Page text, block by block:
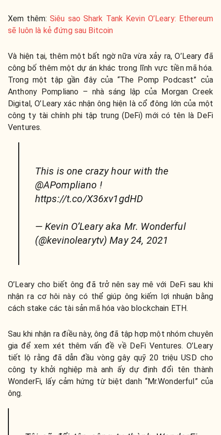
Xem thêm:Siêu sao Shark Tank Kevin O’Leary: Ethereum
sẽ luôn là kẻ đứng sau Bitcoin
Và hiện tại, thêm một bất ngờ nữa vừa xảy ra, O’Leary đã
công bố thêm một dự án khác trong lĩnh vực tiền mã hóa.
Trong một tập gần đây của “The Pomp Podcast” của
Anthony Pompliano – nhà sáng lập của Morgan Creek
Digital, O’Leary xác nhận ông hiện là cổ đông lớn của một
công ty tài chính phi tập trung (DeFi) mới có tên là DeFi
Ventures.
This is one crazy hour with the
@APompliano !
https://t.co/X36xv1gdHD
— Kevin O’Leary aka Mr. Wonderful
(@kevinolearytv) May 24, 2021
O’Leary cho biết ông đã trở nên say mê với DeFi sau khi
nhận ra cơ hôi này có thể giúp ông kiếm lợi nhuận bằng
cách stake các tài sản mã hóa vào blockchain ETH.
Sau khi nhận ra điều này, ông đã tập hợp một nhóm chuyên
gia để xem xét thêm vấn đề về DeFi Ventures. O’Leary
tiết lộ rằng đã dẫn đầu vòng gây quỹ 20 triệu USD cho
công ty khởi nghiệp mà anh ấy dự định đổi tên thành
WonderFi, lấy cảm hứng từ biệt danh “Mr.Wonderful” của
ông.